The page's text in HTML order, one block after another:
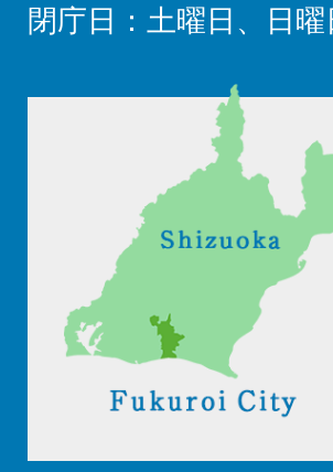
閉庁日：土曜日、日